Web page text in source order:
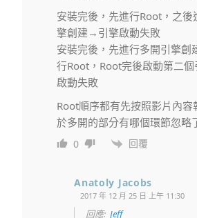
安裝完後，先進行Root，之後
擎創建→引擎啟動失敗
安裝完後，先進行多開引擎創
行Root，Root完後啟動第二
啟動失敗
Root順序都有先按照影片內容
於多開的部分有哪個環節忽略
0 回覆
Anatoly Jacobs
2017 年 12 月 25 日 上午 11:30
回應:Jeff